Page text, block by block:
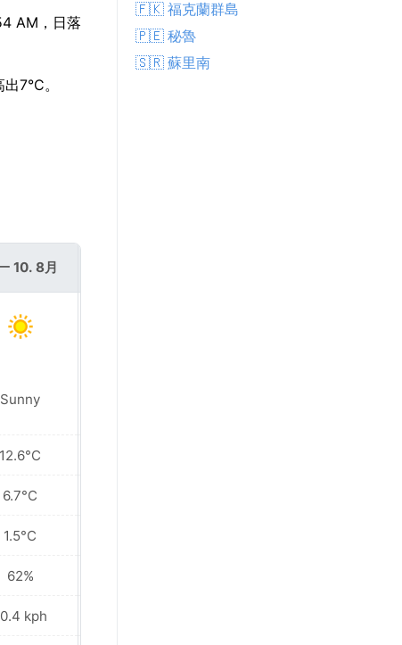
AM，日落
7°C。
10. 8月
Sunny
12.6°C
6.7°C
1.5°C
62%
kph
🇫🇰 福克蘭群島
🇵🇪 秘魯
🇸🇷 蘇里南